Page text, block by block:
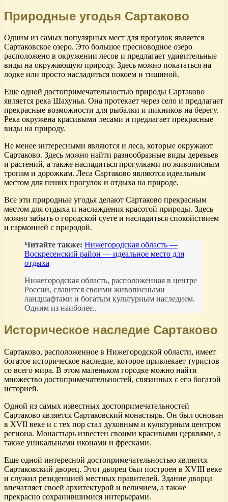
Природные угодья Сартаково
Одним из самых популярных мест для прогулок является
Сартаковское озеро. Это большое пресноводное озеро
расположено в окружении лесов и предлагает удивительные
виды на окружающую природу. Здесь можно покататься на
лодке или просто насладиться покоем и тишиной.
Еще одной достопримечательностью природы Сартаково
является река Шахунья. Она протекает через село и предлагает
прекрасные возможности для рыбалки и пикников на берегу.
Река окружена красивыми лесами и предлагает прекрасные
виды на природу.
Не менее интересными являются и леса, которые окружают
Сартаково. Здесь можно найти разнообразные виды деревьев
и растений, а также насладиться прогулками по живописным
тропам и дорожкам. Леса Сартаково являются идеальным
местом для пеших прогулок и отдыха на природе.
Все эти природные угодья делают Сартаково прекрасным
местом для отдыха и наслаждения красотой природы. Здесь
можно забыть о городской суете и насладиться спокойствием
и гармонией с природой.
Читайте также: Нижегородская область —
Воскресенский район — идеальное место для
отдыха
Нижегородская область, расположенная в центре
России, славится своими живописными
ландшафтами и богатым культурным наследием.
Одним из наиболее..
Историческое наследие Сартаково
Сартаково, расположенное в Нижегородской области, имеет
богатое историческое наследие, которое привлекает туристов
со всего мира. В этом маленьком городке можно найти
множество достопримечательностей, связанных с его богатой
историей.
Одной из самых известных достопримечательностей
Сартаково является Сартаковский монастырь. Он был основан
в XVII веке и с тех пор стал духовным и культурным центром
региона. Монастырь известен своими красивыми церквями, а
также уникальными иконами и фресками.
Еще одной интересной достопримечательностью является
Сартаковский дворец. Этот дворец был построен в XVIII веке
и служил резиденцией местных правителей. Здание дворца
впечатляет своей архитектурой и величием, а также
прекрасно сохранившимися интерьерами.